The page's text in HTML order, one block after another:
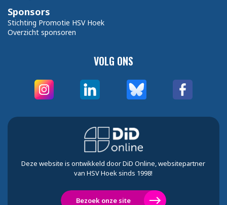
VOLG ONS
Sponsors
Stichting Promotie HSV Hoek
Overzicht sponsoren
Deze website is ontwikkeld door DiD Online, websitepartner
van HSV Hoek sinds 1998!
Bezoek onze site